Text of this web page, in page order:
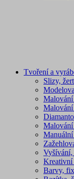
Tvoření a
Slizy,
Malování
Kreativní
Barvy,